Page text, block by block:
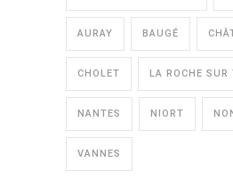
AURAY BAUGÉ
CHOLET LA ROCHE SUR
NANTES NIORT
VANNES